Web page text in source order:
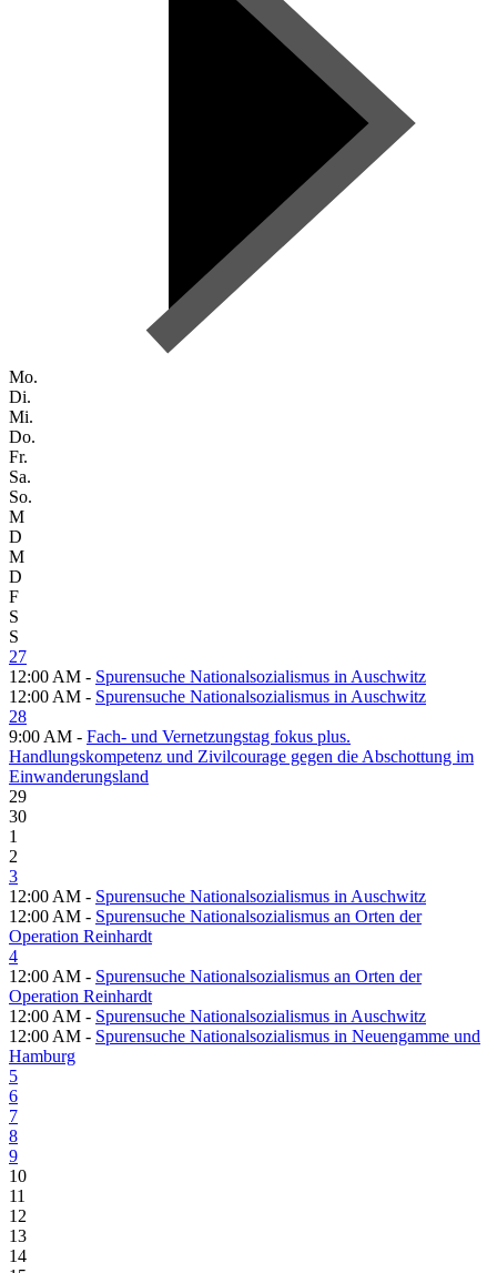
Mo.
Di.
Mi.
Do.
Fr.
Sa.
So.
M
D
M
D
F
S
S
27
12:00 AM - Spurensuche Nationalsozialismus in Auschwitz
12:00 AM - Spurensuche Nationalsozialismus in Auschwitz
28
9:00 AM - Fach- und Vernetzungstag fokus plus.
Handlungskompetenz und Zivilcourage gegen die Abschottung im
Einwanderungsland
29
30
1
2
3
12:00 AM - Spurensuche Nationalsozialismus in Auschwitz
12:00 AM - Spurensuche Nationalsozialismus an Orten der
Operation Reinhardt
4
12:00 AM - Spurensuche Nationalsozialismus an Orten der
Operation Reinhardt
12:00 AM - Spurensuche Nationalsozialismus in Auschwitz
12:00 AM - Spurensuche Nationalsozialismus in Neuengamme und
Hamburg
5
6
7
8
9
10
11
12
13
14